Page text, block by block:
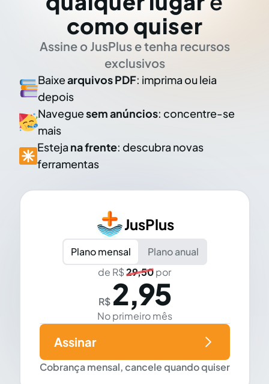
como quiser
Assine o JusPlus e tenha recursos
exclusivos
Baixearquivos PDF: imprima ou leia
depois
Naveguesem anúncios: concentre-se
mais
Esteja na frente: descubra novas
ferramentas
JusPlus
Plano mensal
Plano anual
de R$29,50por
R$ 2,95
No primeiro mês
Cobrança mensal, cancele quando quiser
Assinar